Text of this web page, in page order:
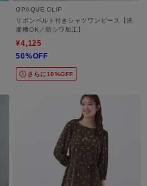
OPAQUE.CLIP
リボンベルト付きシャツワンピース【洗
濯機OK／防シワ加工】
¥4,125
50%OFF
さらに10%OFF